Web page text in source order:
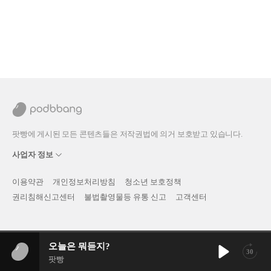
팟빵에 게시된 모든 콘텐츠들은 저작권법에 의거 보호받고 있습니다.
사업자 정보
이용약관 개인정보처리방침
청소년 보호정책
권리침해신고센터
불법촬영물등 유통 신고 고객센터
오늘은 뭐듣지?
팟빵
30